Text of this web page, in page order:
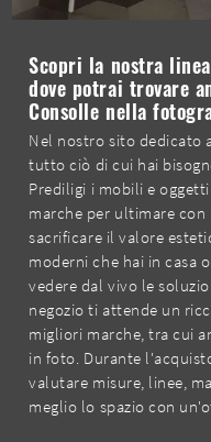
Scopri la nostra
dove potrai trovare
Consolle nella
Nel nostro sito dedicato
tutto ciò di cui hai
Prediligi i mobili e
marche per ultimare
sacrificare il valore
moderni che hai in casa
vedere dal vivo le
negozio ti attende un
migliori marche, tra cui
in foto. Durante
valutare misure, linee,
meglio lo spazio con